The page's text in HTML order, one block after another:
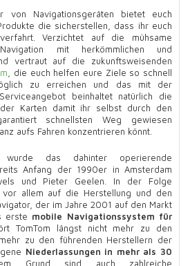
von Navigationsgeräten bietet euch
die sicherstellen, dass ihr euch
Verzichtet auf die mühsame
mit herkömmlichen und
vertraut auf die zukunftsweisenden
, die euch helfen eure Ziele so schnell
zu erreichen und das mit der
beinhaltet natürlich die
Karten damit ihr selbst durch den
schnellsten Weg gewiesen
aufs Fahren konzentrieren könnt.
das dahinter operierende
Anfang der 1990er in Amsterdam
und Pieter Geelen. In der Folge
allem auf die Herstellung und den
der im Jahre 2001 auf den Markt
erste mobile Navigationssystem für
TomTom längst nicht mehr zu den
zu den führenden Herstellern der
Niederlassungen in mehr als 30
Grund sind auch zahlreiche